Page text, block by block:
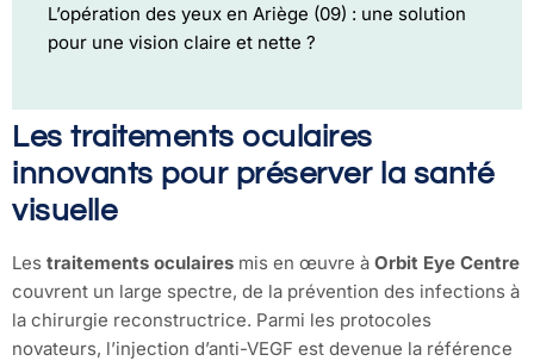
L’opération des yeux en Ariège (09) : une solution
pour une vision claire et nette ?
Les traitements oculaires
innovants pour préserver la santé
visuelle
Les traitements oculaires mis en œuvre à Orbit Eye Centre
couvrent un large spectre, de la prévention des infections à
la chirurgie reconstructrice. Parmi les protocoles
novateurs, l’injection d’anti-VEGF est devenue la référence